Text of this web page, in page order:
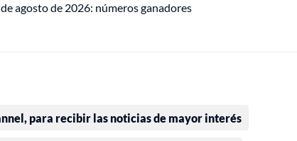
agosto de 2026: números ganadores
para recibir las noticias de mayor interés